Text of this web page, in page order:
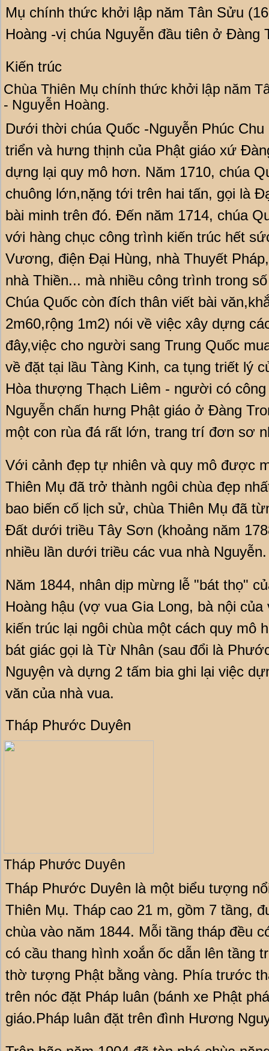
Mụ chính thức khởi lập năm Tân Sửu
Hoàng -vị chúa Nguyễn đầu tiên ở Đàng
Kiến trúc
Chùa Thiên Mụ chính thức khởi lập năm
- Nguyễn Hoàng.
Dưới thời chúa Quốc -Nguyễn Phúc
triển và hưng thịnh của Phật giáo xứ
dựng lại quy mô hơn. Năm 1710, chúa
chuông lớn,nặng tới trên hai tấn, gọi là
bài minh trên đó. Đến năm 1714, chúa
với hàng chục công trình kiến trúc hết
Vương, điện Đại Hùng, nhà Thuyết
nhà Thiền... mà nhiều công trình trong
Chúa Quốc còn đích thân viết bài
2m60,rộng 1m2) nói về việc xây dựng
đây,việc cho người sang Trung Quốc
về đặt tại lầu Tàng Kinh, ca tụng triết lý
Hòa thượng Thạch Liêm - người có
Nguyễn chấn hưng Phật giáo ở Đàng
một con rùa đá rất lớn, trang trí đơn sơ
Với cảnh đẹp tự nhiên và quy mô được
Thiên Mụ đã trở thành ngôi chùa đẹp
bao biến cố lịch sử, chùa Thiên Mụ đã
Đất dưới triều Tây Sơn (khoảng năm
nhiều lần dưới triều các vua nhà Nguyễn.
Năm 1844, nhân dịp mừng lễ "bát thọ"
Hoàng hậu (vợ vua Gia Long, bà nội
kiến trúc lại ngôi chùa một cách quy mô
bát giác gọi là Từ Nhân (sau đổi là
Nguyện và dựng 2 tấm bia ghi lại việc
văn của nhà vua.
Tháp Phước Duyên
Tháp Phước Duyên
Tháp Phước Duyên là một biểu tượng
Thiên Mụ. Tháp cao 21 m, gồm 7 tầng,
chùa vào năm 1844. Mỗi tầng tháp đều
có cầu thang hình xoắn ốc dẫn lên tầng
thờ tượng Phật bằng vàng. Phía trước
trên nóc đặt Pháp luân (bánh xe Phật
giáo.Pháp luân đặt trên đình Hương